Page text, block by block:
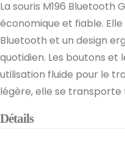
La souris M196 Bluetooth
économique et fiable.
Bluetooth et un design
quotidien. Les boutons
utilisation fluide pour le
légère, elle se transporte
Détails